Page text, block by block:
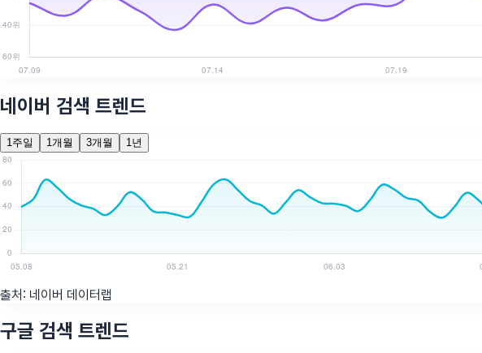
네이버 검색 트렌드
1주일 1개월 3개월 1년
출처: 네이버 데이터랩
구글 검색 트렌드